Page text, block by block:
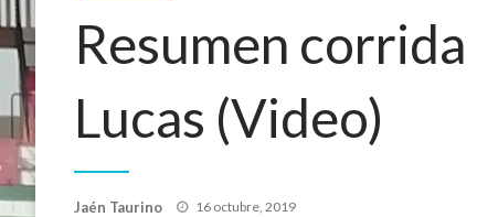
Resumen
Lucas (Video)
Jaén Taurino
Publicado
16 octubre, 2019